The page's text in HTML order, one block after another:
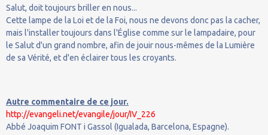
Salut, doit toujours briller en nous...
Cette lampe de la Loi et de la Foi, nous ne devons donc pas la cacher,
mais l'installer toujours dans l'Église comme sur le lampadaire, pour
le Salut d'un grand nombre, afin de jouir nous-mêmes de la Lumière
de sa Vérité, et d'en éclairer tous les croyants.
Autre commentaire de ce jour.
http://evangeli.net/evangile/jour/IV_226
Abbé Joaquim FONT i Gassol (Igualada, Barcelona, Espagne).